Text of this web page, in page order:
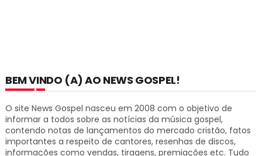
BEM VINDO (A) AO NEWS GOSPEL!
O site News Gospel nasceu em 2008 com o objetivo de
informar a todos sobre as notícias da música gospel,
contendo notas de lançamentos do mercado cristão, fatos
importantes a respeito de cantores, resenhas de discos,
informações como vendas, tiragens, premiações etc. Tudo